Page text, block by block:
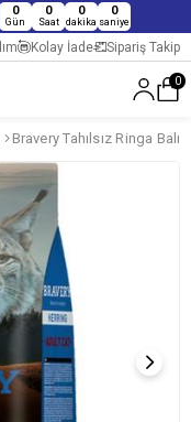
0
Gün
0
Saat
0
dakika
0
saniye
Kolay İade Sipariş Takip
0
Bravery Tahılsız Ringa